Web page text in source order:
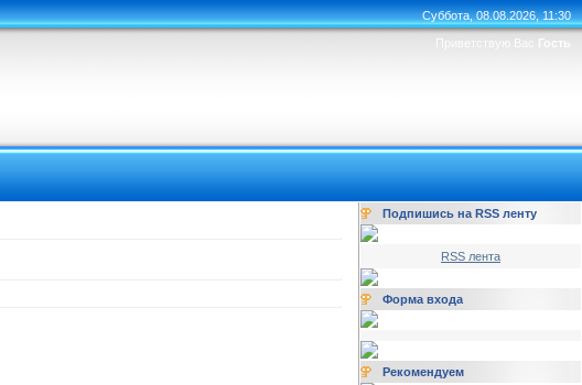
Суббота, 08.08.2026, 11:30
Приветствую Вас Гость
Подпишись на RSS ленту
RSS лента
Форма входа
Рекомендуем